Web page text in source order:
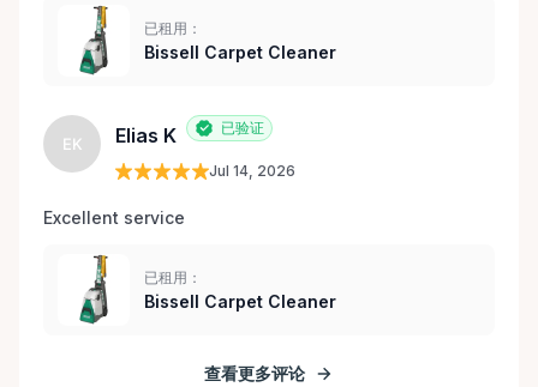
已租用：
Bissell Carpet Cleaner
EK Elias K 已验证
Jul 14, 2026
Excellent service
已租用：
Bissell Carpet Cleaner
查看更多评论